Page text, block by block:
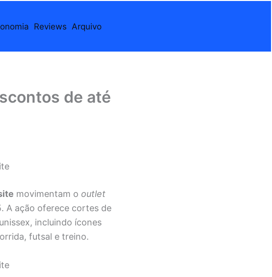
Reviews Arquivo
de até
movimentam o outlet
A ação oferece cortes de
incluindo ícones
futsal e treino.